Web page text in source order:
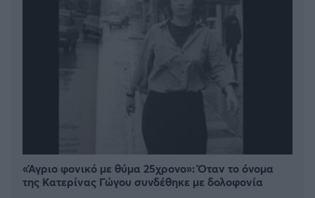
«Άγριο φονικό με θύμα 25χρονο»: Όταν το όνομα
της Κατερίνας Γώγου συνδέθηκε με δολοφονία